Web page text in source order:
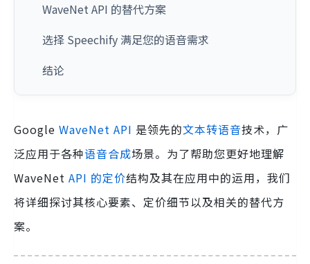
WaveNet API 的替代方案
选择 Speechify 满足您的语音需求
结论
Google WaveNet API 是领先的文本转语音技术，广
泛应用于各种语音合成场景。为了帮助您更好地理解
WaveNet API 的定价结构及其在应用中的运用，我们
将详细探讨其核心要素、定价细节以及相关的替代方
案。